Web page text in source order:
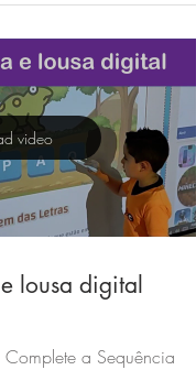
video
lousa digital
a Sequência